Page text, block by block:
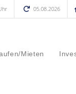
05.08.2026
Mieten